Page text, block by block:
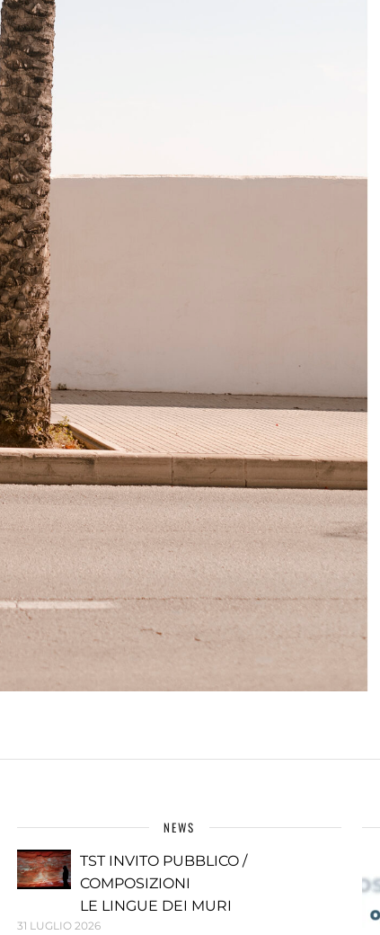
NEWS
TST INVITO PUBBLICO /
COMPOSIZIONI
LE LINGUE DEI MURI
31 LUGLIO 2026